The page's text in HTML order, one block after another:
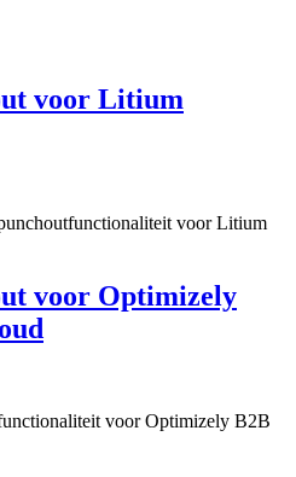
voor Litium
voor Litium
voor Optimizely
voor Optimizely B2B